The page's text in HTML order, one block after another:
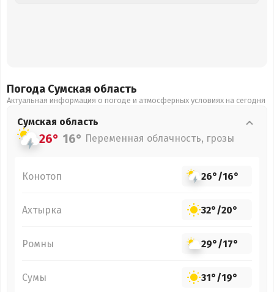
Погода Сумская область
Актуальная информация о погоде и атмосферных условиях на сегодня
Сумская область
26° 16° Переменная облачность, грозы
Конотоп 26°/16°
Ахтырка 32°/20°
Ромны 29°/17°
Сумы 31°/19°